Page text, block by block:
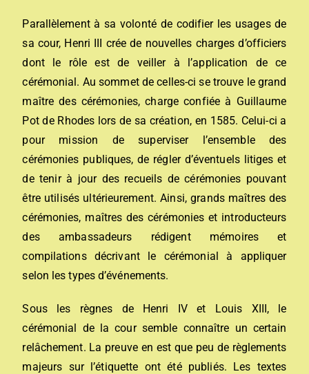
Parallèlement à sa volonté de codifier les usages de
sa cour, Henri III crée de nouvelles charges d’officiers
dont le rôle est de veiller à l’application de ce
cérémonial. Au sommet de celles-ci se trouve le grand
maître des cérémonies, charge confiée à Guillaume
Pot de Rhodes lors de sa création, en 1585. Celui-ci a
pour mission de superviser l’ensemble des
cérémonies publiques, de régler d’éventuels litiges et
de tenir à jour des recueils de cérémonies pouvant
être utilisés ultérieurement. Ainsi, grands maîtres des
cérémonies, maîtres des cérémonies et introducteurs
des ambassadeurs rédigent mémoires et
compilations décrivant le cérémonial à appliquer
selon les types d’événements.
Sous les règnes de Henri IV et Louis XIII, le
cérémonial de la cour semble connaître un certain
relâchement. La preuve en est que peu de règlements
majeurs sur l’étiquette ont été publiés. Les textes